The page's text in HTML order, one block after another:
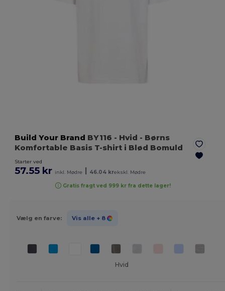
Build Your Brand BY116 - Hvid - Børns
Komfortable Basis T-shirt i Blød Bomuld
Starter ved
57.55 kr inkl. Mødre 46.04 krekskl. Mødre
Gratis fragt ved 999 kr fra dette lager!
Vælg en farve: Vis alle + 8
Hvid